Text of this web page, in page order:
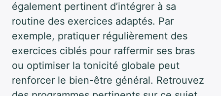
également pertinent d’intégrer à sa
routine des exercices adaptés. Par
exemple, pratiquer régulièrement des
exercices ciblés pour raffermir ses bras
ou optimiser la tonicité globale peut
renforcer le bien-être général. Retrouvez